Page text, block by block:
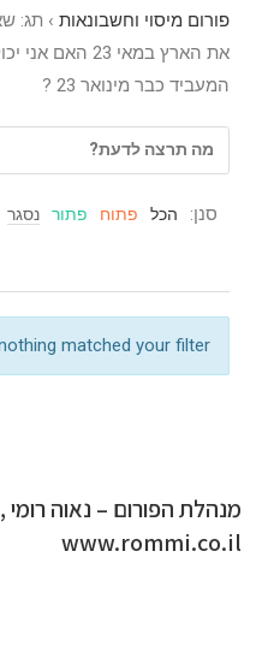
פורום מיסוי וחשבונאות › תג:
את הארץ במאי
המעביד כבר מינואר 23 ?
סנן: הכל פתוח פתור נסגר
matched your filter
מנהלת הפורום – נאוה
www.rommi.co.il